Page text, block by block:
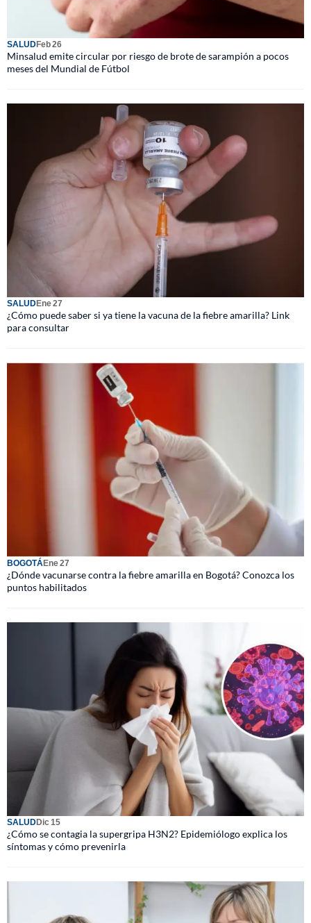
SALUDFeb 26
Minsalud emite circular por riesgo de brote de sarampión a pocos
meses del Mundial de Fútbol
SALUDEne 27
¿Cómo puede saber si ya tiene la vacuna de la fiebre amarilla? Link
para consultar
BOGOTÁEne 27
¿Dónde vacunarse contra la fiebre amarilla en Bogotá? Conozca los
puntos habilitados
SALUDDic 15
¿Cómo se contagia la supergripa H3N2? Epidemiólogo explica los
síntomas y cómo prevenirla